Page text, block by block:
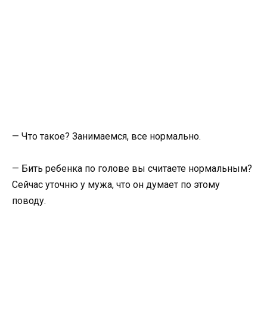
— Что такое? Занимаемся, все нормально.
— Бить ребенка по голове вы считаете нормальным?
Сейчас уточню у мужа, что он думает по этому
поводу.